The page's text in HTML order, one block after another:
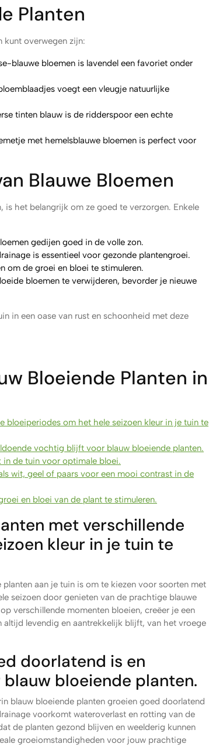
Planten
kunt overwegen zijn:
blauwe bloemen is lavendel een favoriet onder
voegt een vleugje natuurlijke
tinten blauw is de ridderspoor een echte
met hemelsblauwe bloemen is perfect voor
Blauwe Bloemen
het belangrijk om ze goed te verzorgen. Enkele
gedijen goed in de volle zon.
is essentieel voor gezonde plantengroei.
om de groei en bloei te stimuleren.
bloemen te verwijderen, bevorder je nieuwe
in een oase van rust en schoonheid met deze
Bloeiende Planten in
bloeiperiodes om het hele seizoen kleur in je tuin te
vochtig blijft voor blauw bloeiende planten.
in de tuin voor optimale bloei.
wit, geel of paars voor een mooi contrast in de
en bloei van de plant te stimuleren.
met verschillende
kleur in je tuin te
aan je tuin is om te kiezen voor soorten met
seizoen door genieten van de prachtige blauwe
verschillende momenten bloeien, creëer je een
levendig en aantrekkelijk blijft, van het vroege
doorlatend is en
bloeiende planten.
blauw bloeiende planten groeien goed doorlatend
voorkomt wateroverlast en rotting van de
de planten gezond blijven en weelderig kunnen
groeiomstandigheden voor jouw prachtige